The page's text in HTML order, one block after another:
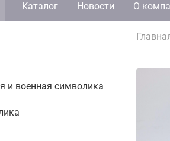
Каталог Новости О
и военная символика